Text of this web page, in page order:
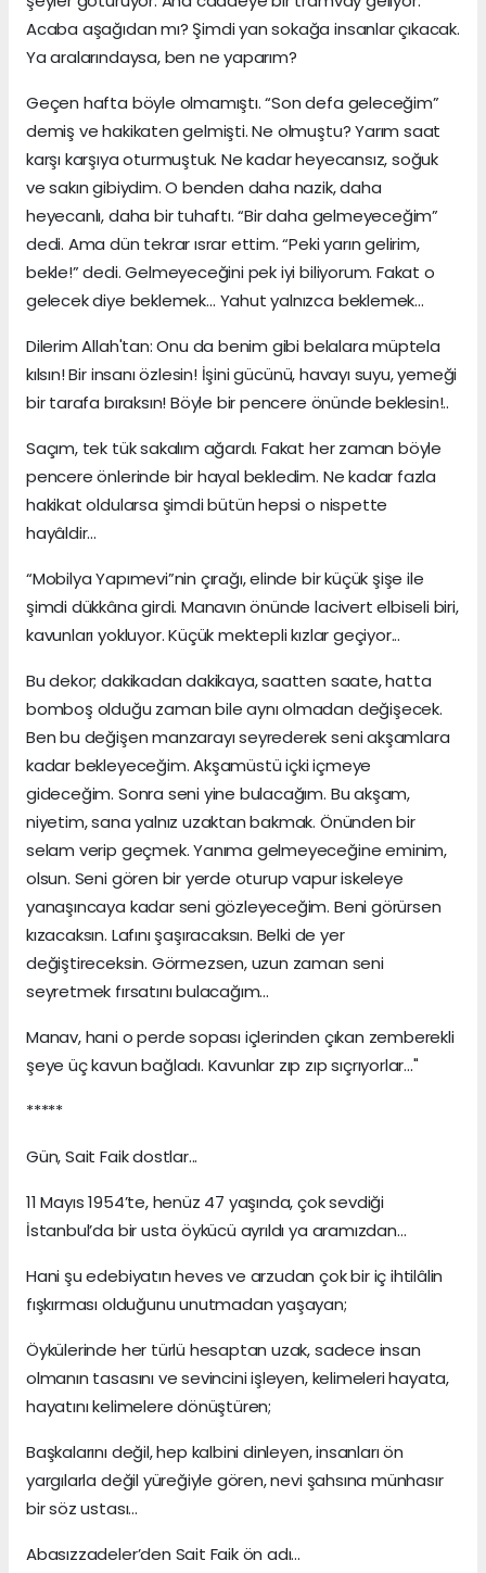
Acaba aşağıdan mı? Şimdi yan sokağa insanlar çıkacak.
Ya aralarındaysa, ben ne yaparım?
Geçen hafta böyle olmamıştı. “Son defa geleceğim”
demiş ve hakikaten gelmişti. Ne olmuştu? Yarım saat
karşı karşıya oturmuştuk. Ne kadar heyecansız, soğuk
ve sakın gibiydim. O benden daha nazik, daha
heyecanlı, daha bir tuhaftı. “Bir daha gelmeyeceğim”
dedi. Ama dün tekrar ısrar ettim. “Peki yarın gelirim,
bekle!” dedi. Gelmeyeceğini pek iyi biliyorum. Fakat o
gelecek diye beklemek… Yahut yalnızca beklemek…
Dilerim Allah'tan: Onu da benim gibi belalara müptela
kılsın! Bir insanı özlesin! İşini gücünü, havayı suyu, yemeği
bir tarafa bıraksın! Böyle bir pencere önünde beklesin!..
Saçım, tek tük sakalım ağardı. Fakat her zaman böyle
pencere önlerinde bir hayal bekledim. Ne kadar fazla
hakikat oldularsa şimdi bütün hepsi o nispette
hayâldir...
“Mobilya Yapımevi”nin çırağı, elinde bir küçük şişe ile
şimdi dükkâna girdi. Manavın önünde lacivert elbiseli biri,
kavunları yokluyor. Küçük mektepli kızlar geçiyor...
Bu dekor; dakikadan dakikaya, saatten saate, hatta
bomboş olduğu zaman bile aynı olmadan değişecek.
Ben bu değişen manzarayı seyrederek seni akşamlara
kadar bekleyeceğim. Akşamüstü içki içmeye
gideceğim. Sonra seni yine bulacağım. Bu akşam,
niyetim, sana yalnız uzaktan bakmak. Önünden bir
selam verip geçmek. Yanıma gelmeyeceğine eminim,
olsun. Seni gören bir yerde oturup vapur iskeleye
yanaşıncaya kadar seni gözleyeceğim. Beni görürsen
kızacaksın. Lafını şaşıracaksın. Belki de yer
değiştireceksin. Görmezsen, uzun zaman seni
seyretmek fırsatını bulacağım...
Manav, hani o perde sopası içlerinden çıkan zemberekli
şeye üç kavun bağladı. Kavunlar zıp zıp sıçrıyorlar..."
*****
Gün, Sait Faik dostlar...
11 Mayıs 1954’te, henüz 47 yaşında, çok sevdiği
İstanbul’da bir usta öykücü ayrıldı ya aramızdan…
Hani şu edebiyatın heves ve arzudan çok bir iç ihtilâlin
fışkırması olduğunu unutmadan yaşayan;
Öykülerinde her türlü hesaptan uzak, sadece insan
olmanın tasasını ve sevincini işleyen, kelimeleri hayata,
hayatını kelimelere dönüştüren;
Başkalarını değil, hep kalbini dinleyen, insanları ön
yargılarla değil yüreğiyle gören, nevi şahsına münhasır
bir söz ustası...
Abasızzadeler’den Sait Faik ön adı…